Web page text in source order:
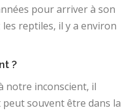
pour arriver à son
reptiles, il y a environ
?
notre inconscient, il
peut souvent être dans la